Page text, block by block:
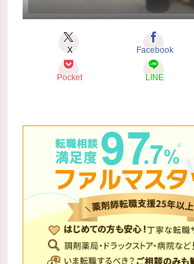
X Facebook
Pocket LINE